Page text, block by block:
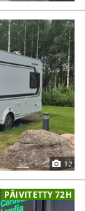
12
PÄIVITETTY 72H